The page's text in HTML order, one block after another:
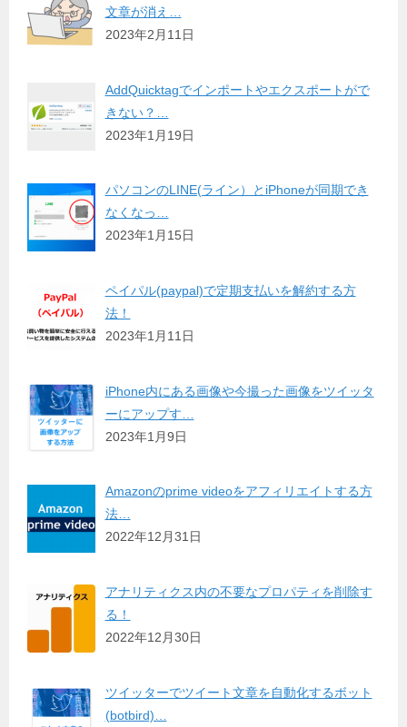
文章が消え…
2023年2月11日
AddQuicktagでインポートやエクスポートがで
きない？…
2023年1月19日
パソコンのLINE(ライン）とiPhoneが同期でき
なくなっ…
2023年1月15日
ペイパル(paypal)で定期支払いを解約する方
法！
2023年1月11日
iPhone内にある画像や今撮った画像をツイッタ
ーにアップす…
2023年1月9日
Amazonのprime videoをアフィリエイトする方
法…
2022年12月31日
アナリティクス内の不要なプロパティを削除す
る！
2022年12月30日
ツイッターでツイート文章を自動化するボット
(botbird)…